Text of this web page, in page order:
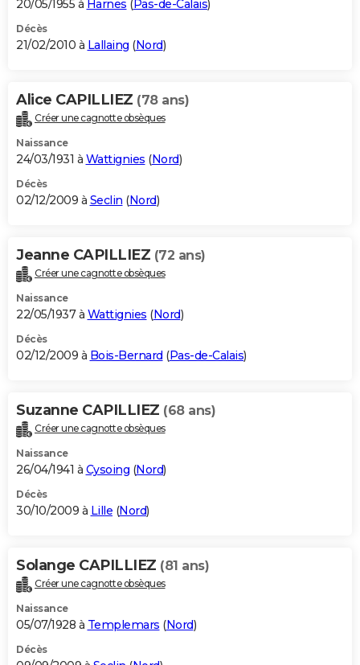
20/05/1955 à Harnes ( Pas-de-Calais)
Décès
21/02/2010 à Lallaing (Nord)
Alice CAPILLIEZ (78 ans)
Créer une cagnotte obsèques
Naissance
24/03/1931 à Wattignies (Nord)
Décès
02/12/2009 à Seclin (Nord)
Jeanne CAPILLIEZ (72 ans)
Créer une cagnotte obsèques
Naissance
22/05/1937 à Wattignies (Nord)
Décès
02/12/2009 à Bois-Bernard (Pas-de-Calais)
Suzanne CAPILLIEZ (68 ans)
Créer une cagnotte obsèques
Naissance
26/04/1941 à Cysoing (Nord)
Décès
30/10/2009 à Lille (Nord)
Solange CAPILLIEZ (81 ans)
Créer une cagnotte obsèques
Naissance
05/07/1928 à Templemars (Nord)
Décès